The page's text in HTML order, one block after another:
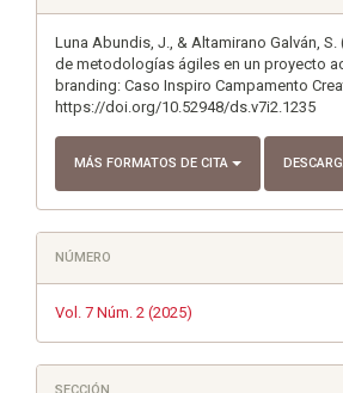
del
artículo
Luna Abundis, J., & Altamirano Galván,
de metodologías ágiles en un proyecto
branding: Caso Inspiro Campamento
https://doi.org/10.52948/ds.v7i2.1235
MÁS FORMATOS DE CITA
NÚMERO
Vol. 7 Núm. 2 (2025)